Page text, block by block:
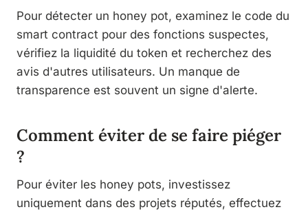
Pour détecter un honey pot, examinez le code du
smart contract pour des fonctions suspectes,
vérifiez la liquidité du token et recherchez des
avis d'autres utilisateurs. Un manque de
transparence est souvent un signe d'alerte.
Comment éviter de se faire piéger
?
Pour éviter les honey pots, investissez
uniquement dans des projets réputés, effectuez